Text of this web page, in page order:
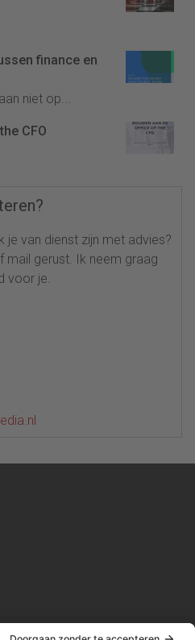
finance en
niet op...
CFO
je van dienst zijn met advies?
mail gerust. Ik neem graag
voor je.